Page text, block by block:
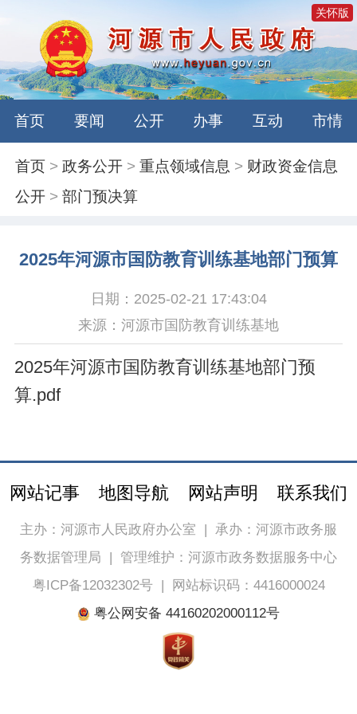
关怀版
首页 要闻 公开 办事 互动 市情
首页 >政务公开 >重点领域信息 > 财政资金信息
公开 >部门预决算
2025年河源市国防教育训练基地部门预算
日期：2025-02-21 17:43:04
来源：河源市国防教育训练基地
2025年河源市国防教育训练基地部门预
算.pdf
网站记事 地图导航 网站声明 联系我们
主办：河源市人民政府办公室 | 承办：河源市政务服
务数据管理局 | 管理维护：河源市政务数据服务中心
粤ICP备12032302号|
网站标识码：4416000024
粤公网安备 44160202000112号